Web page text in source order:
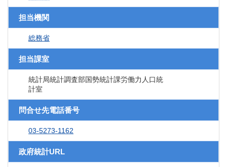
担当機関
総務省
担当課室
統計局統計調査部国勢統計課労働力人口統
計室
問合せ先電話番号
03-5273-1162
政府統計URL